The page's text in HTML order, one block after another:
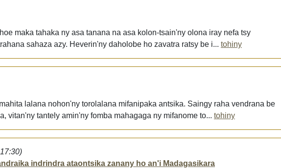
maka tahaka ny asa tanana na asa kolon-tsain'ny olona iray nefa tsy
sahaza azy. Heverin'ny daholobe ho zavatra ratsy be i... tohiny
lalana nohon'ny torolalana mifanipaka antsika. Saingy raha vendrana be
vitan'ny tantely amin'ny fomba mahagaga ny mifanome to... tohiny
indrindra ataontsika zanany ho an'i Madagasikara